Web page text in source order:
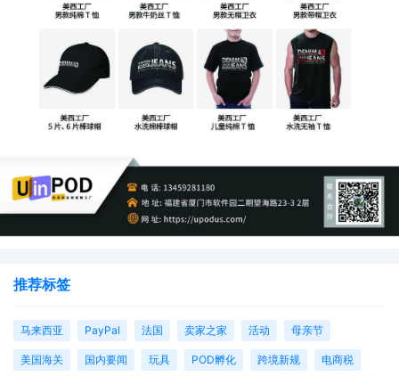
推荐标签
马来西亚 PayPal 法国 卖家之家 活动 母亲节
美国海关 国内要闻 玩具 POD孵化 跨境新规 电商税